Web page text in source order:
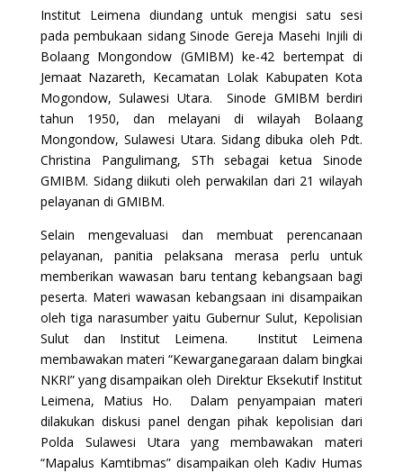
Institut Leimena diundang untuk mengisi satu sesi
pada pembukaan sidang Sinode Gereja Masehi Injili di
Bolaang Mongondow (GMIBM) ke-42 bertempat di
Jemaat Nazareth, Kecamatan Lolak Kabupaten Kota
Mogondow, Sulawesi Utara. Sinode GMIBM berdiri
tahun 1950, dan melayani di wilayah Bolaang
Mongondow, Sulawesi Utara. Sidang dibuka oleh Pdt.
Christina Pangulimang, STh sebagai ketua Sinode
GMIBM. Sidang diikuti oleh perwakilan dari 21 wilayah
pelayanan di GMIBM.
Selain mengevaluasi dan membuat perencanaan
pelayanan, panitia pelaksana merasa perlu untuk
memberikan wawasan baru tentang kebangsaan bagi
peserta. Materi wawasan kebangsaan ini disampaikan
oleh tiga narasumber yaitu Gubernur Sulut, Kepolisian
Sulut dan Institut Leimena. Institut Leimena
membawakan materi “Kewarganegaraan dalam bingkai
NKRI” yang disampaikan oleh Direktur Eksekutif Institut
Leimena, Matius Ho. Dalam penyampaian materi
dilakukan diskusi panel dengan pihak kepolisian dari
Polda Sulawesi Utara yang membawakan materi
“Mapalus Kamtibmas” disampaikan oleh Kadiv Humas